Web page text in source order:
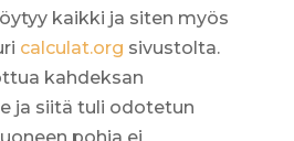
kaikki ja siten myös
calculat.org sivustolta.
kahdeksan
ja siitä tuli odotetun